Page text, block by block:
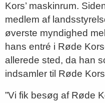
Kors’ maskinrum.
medlem af
øverste myndighed
hans entré i Røde
allerede sted, da han
indsamler til Røde
”Vi fik besøg af Røde